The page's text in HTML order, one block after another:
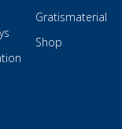
Gratismaterial
Shop